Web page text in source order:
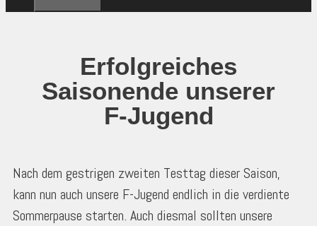
Erfolgreiches
Saisonende unserer
F-Jugend
Nach dem gestrigen zweiten Testtag dieser Saison,
kann nun auch unsere F-Jugend endlich in die verdiente
Sommerpause starten. Auch diesmal sollten unsere